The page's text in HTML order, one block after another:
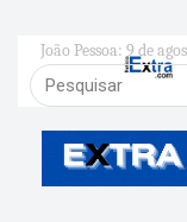
João Pessoa: 9 de